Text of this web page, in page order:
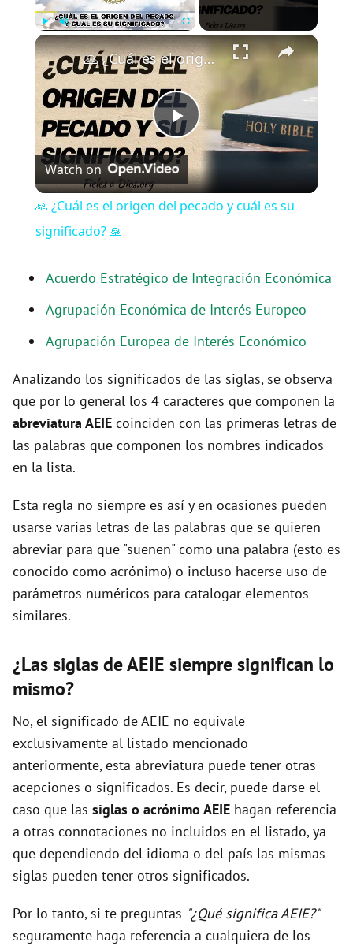
Play Unmute Fullscreen ×
P
l
y
i
d
o
🙏 ¿Cuál es el origen del pecado y cuál es su significado? 🙏
Watch on
🙏 ¿Cuál es el origen del pecado y cuál es su
significado? 🙏
Acuerdo Estratégico de Integración Económica
Agrupación Económica de Interés Europeo
Agrupación Europea de Interés Económico
Analizando los significados de las siglas, se observa
que por lo general los 4 caracteres que componen la
abreviatura AEIE coinciden con las primeras letras de
las palabras que componen los nombres indicados
en la lista.
Esta regla no siempre es así y en ocasiones pueden
usarse varias letras de las palabras que se quieren
abreviar para que "suenen" como una palabra (esto es
conocido como acrónimo) o incluso hacerse uso de
parámetros numéricos para catalogar elementos
similares.
¿Las siglas de AEIE siempre significan lo
mismo?
No, el significado de AEIE no equivale
exclusivamente al listado mencionado
anteriormente, esta abreviatura puede tener otras
acepciones o significados. Es decir, puede darse el
caso que las siglas o acrónimo AEIE hagan referencia
a otras connotaciones no incluidos en el listado, ya
que dependiendo del idioma o del país las mismas
siglas pueden tener otros significados.
Por lo tanto, si te preguntas "¿Qué significa AEIE?"
seguramente haga referencia a cualquiera de los